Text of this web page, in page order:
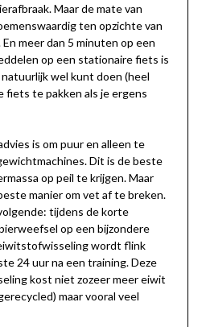
Maar de mate van
ten opzichte van
meer dan 5 minuten op een
op een stationaire fiets is
wel kunt doen (heel
fiets te pakken als je ergens
is om puur en alleen te
Dit is de beste
op peil te krijgen. Maar
manier om vet af te breken.
tijdens de korte
op een bijzondere
wordt flink
24 uur na een training. Deze
kost niet zozeer meer eiwit
maar vooral veel